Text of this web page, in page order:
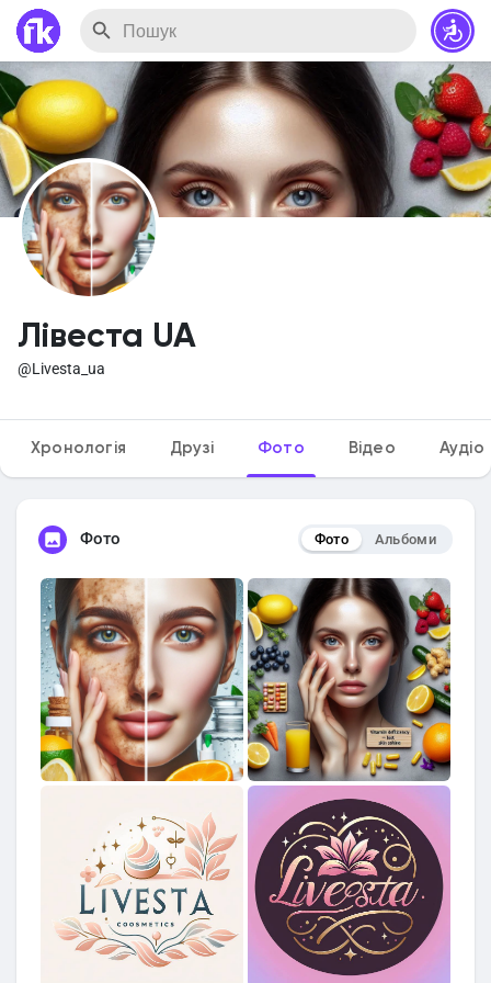
Лівеста UA
@Livesta_ua
Хронологія Друзі Фото Відео Аудіо
Фото Фото Альбоми